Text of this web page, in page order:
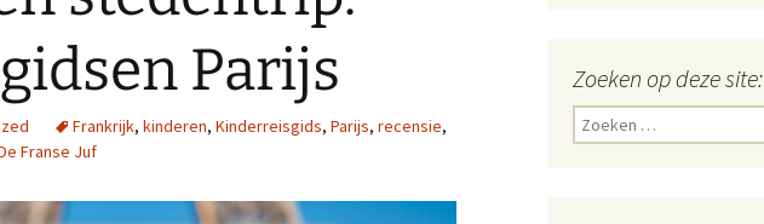
5: Un croissant svp!
6: Quelle heure est-il?
7: Whatsapp
Parijs
Frankrijk, kinderen, Kinderreisgids, Parijs, recensie,
Franse Juf
Zoeken op deze site:
Zoeken
naar: